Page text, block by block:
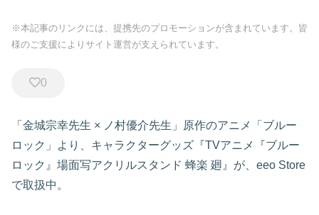
※本記事のリンクには、提携先のプロモーションが含まれています。皆
様のご支援によりサイト運営が支えられています。
0
「金城宗幸先生 × ノ村優介先生」原作のアニメ「ブルー
ロック」より、キャラクターグッズ『TVアニメ『ブルー
ロック』場面写アクリルスタンド 蜂楽 廻』が、eeo Store
で取扱中。